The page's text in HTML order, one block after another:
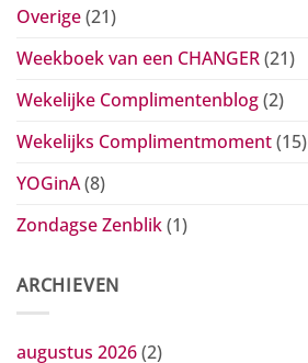
Overige(21)
Weekboek van een CHANGER(21)
Wekelijke Complimentenblog(2)
Wekelijks Complimentmoment(15)
YOGinA(8)
Zondagse Zenblik(1)
ARCHIEVEN
augustus 2026(2)